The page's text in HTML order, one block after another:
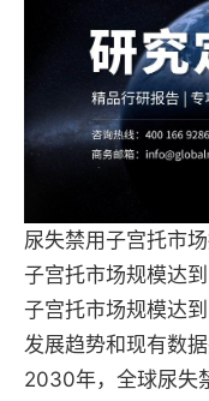
尿失禁用子宫托市
子宫托市场规模达
子宫托市场规模达
发展趋势和现有数
2030年，全球尿失